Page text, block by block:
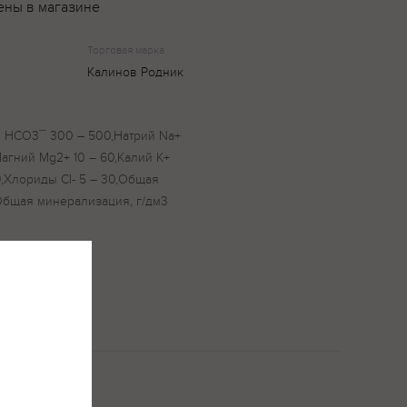
в магазине
Торговая марка
Калинов Родник
НСО3¯ 300 – 500,Натрий Na+
Mg2+ 10 – 60,Калий К+
Cl- 5 – 30,Общая
минерализация, г/дм3